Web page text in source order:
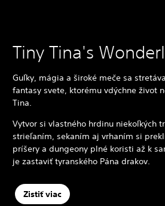
Tiny Tina's
Guľky, mágia a široké meče sa
fantasy svete, ktorému vdýchne život
Tina.
Vytvor si vlastného hrdinu niekoľkých
strieľaním, sekaním aj vrhaním si
príšery a dungeony plné koristi až k
je zastaviť tyranského Pána drakov.
Zistiť viac